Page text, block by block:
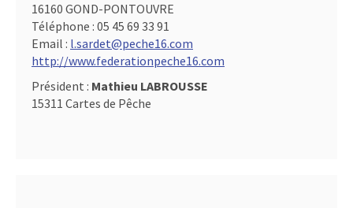
16160 GOND-PONTOUVRE
Téléphone : 05 45 69 33 91
Email : l.sardet@peche16.com
http://www.federationpeche16.com
Président : Mathieu LABROUSSE
15311 Cartes de Pêche